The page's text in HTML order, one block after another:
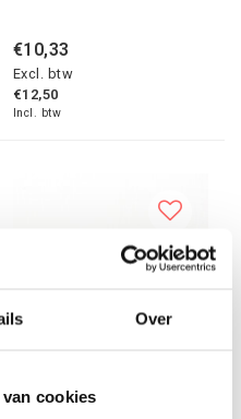
Over
cookies
€10,33
Excl. btw
€12,50
Incl. btw
Soft shackle Double